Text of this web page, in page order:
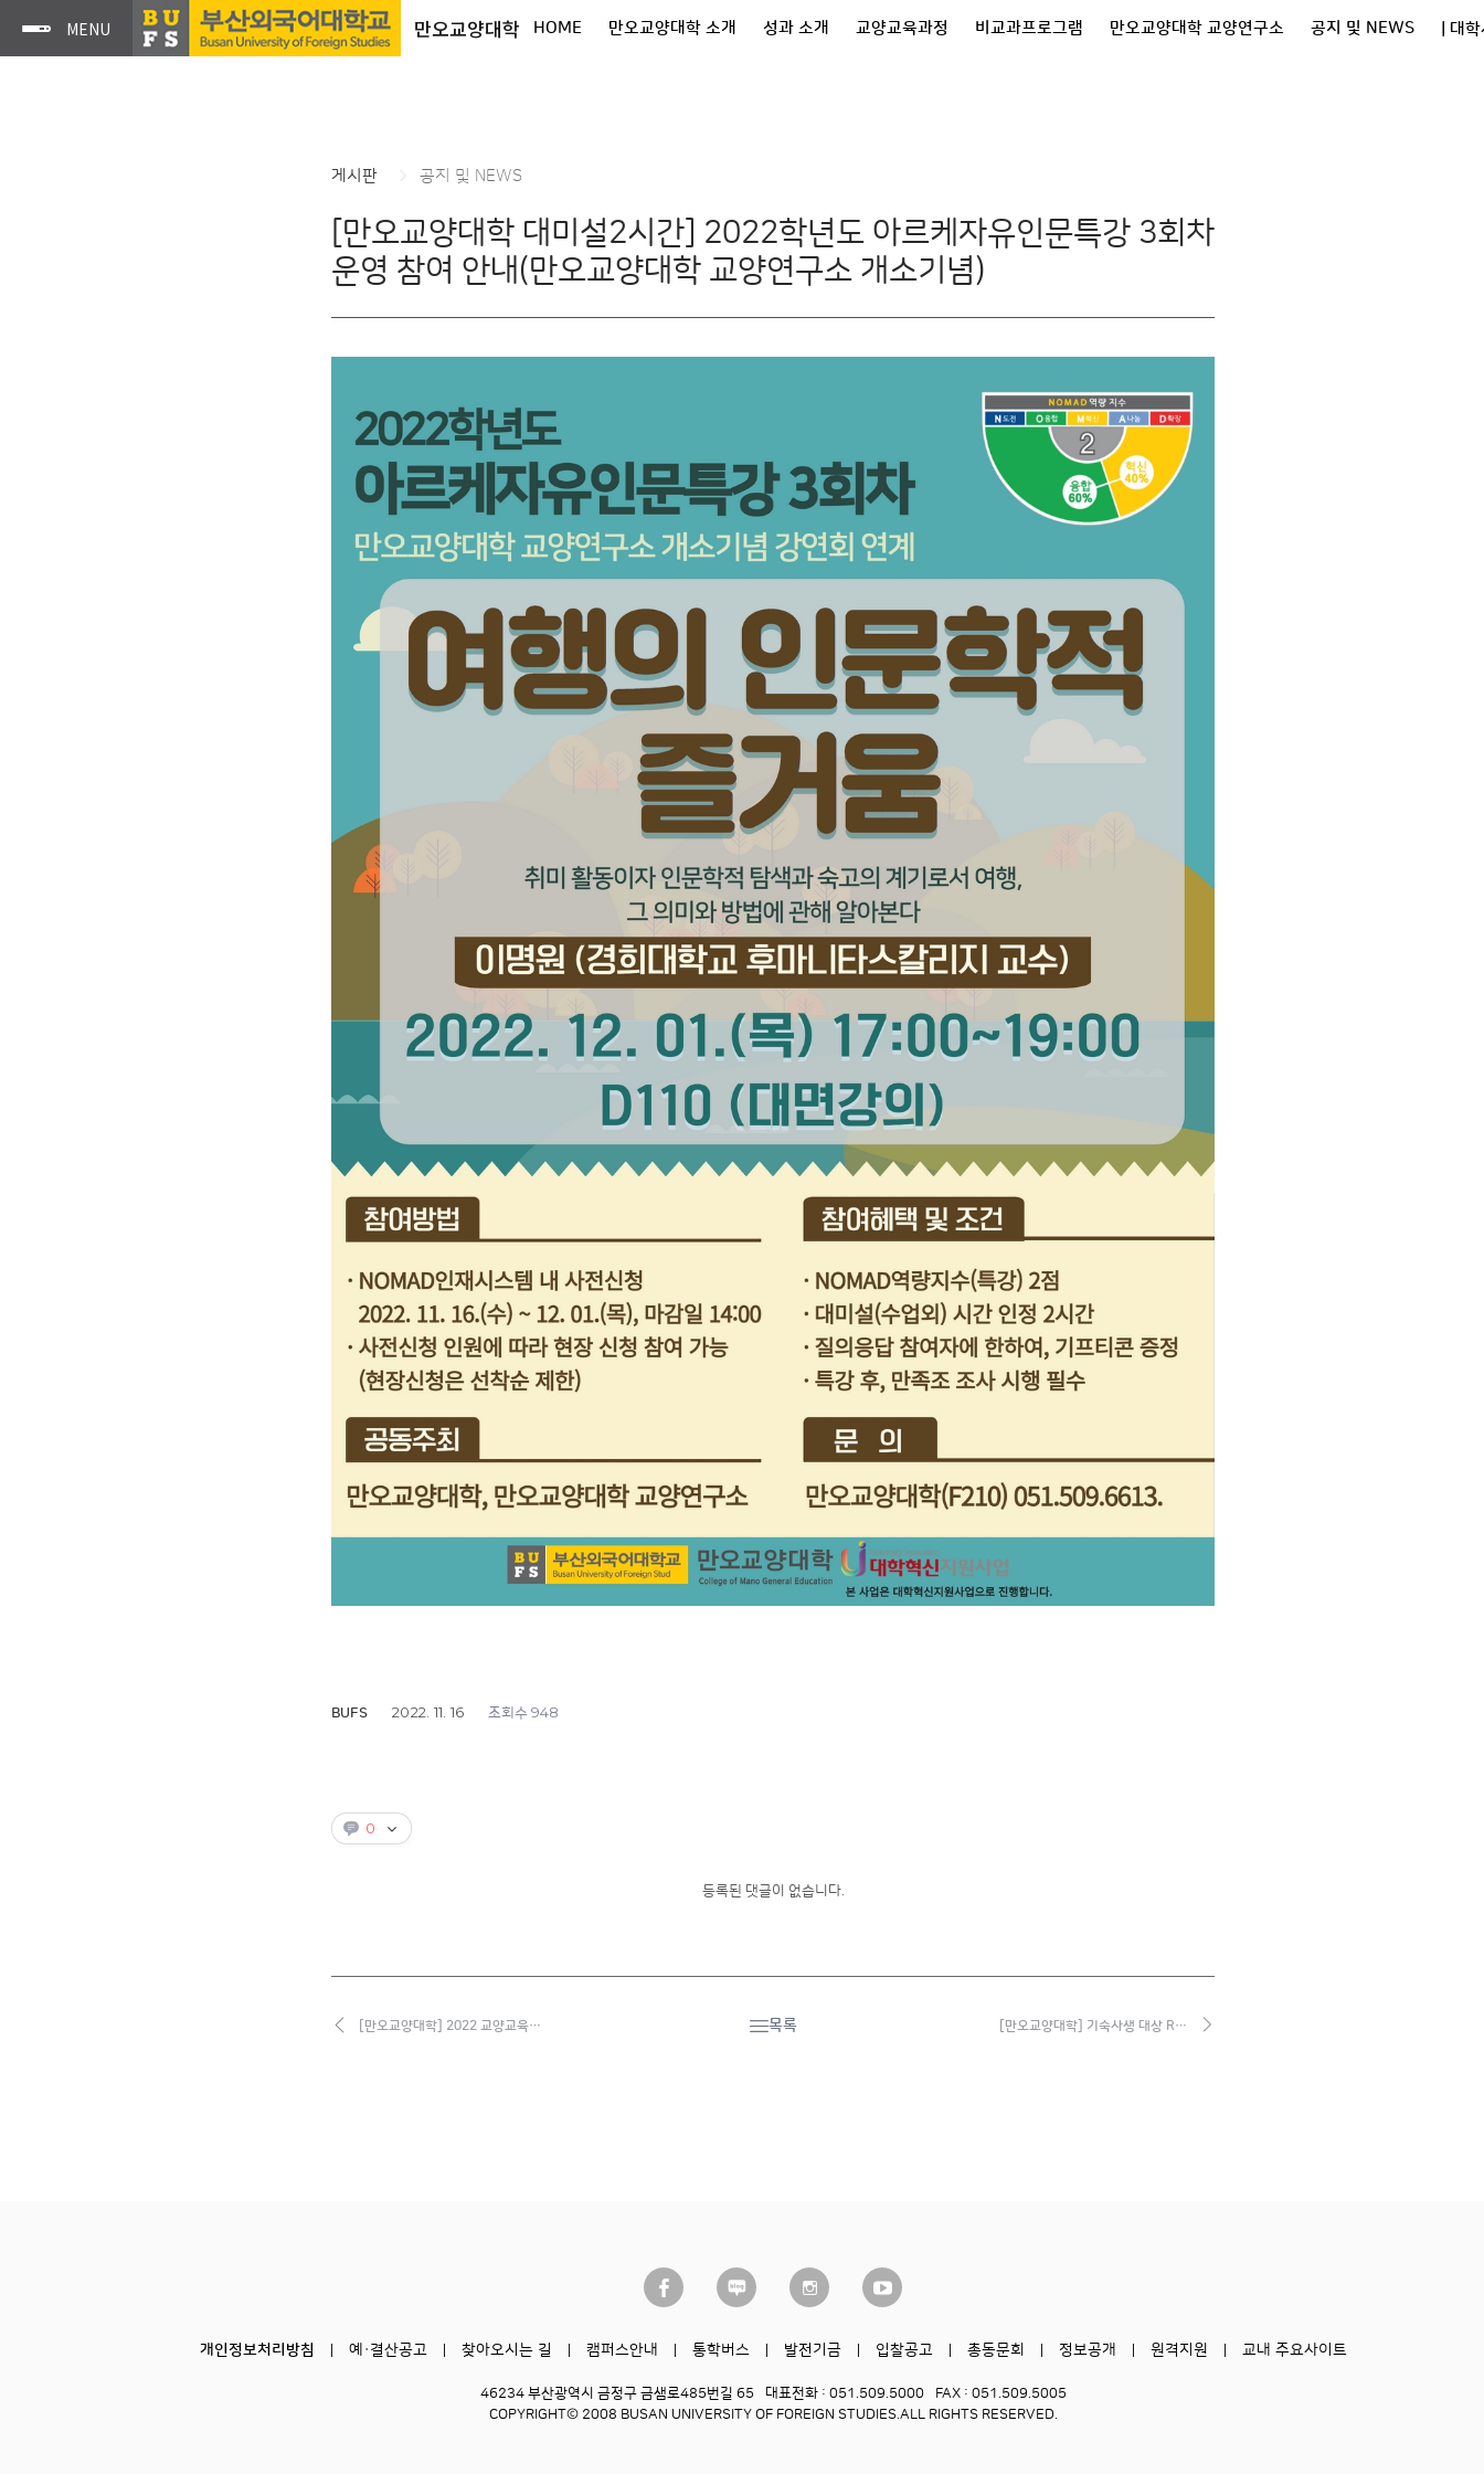
만오교양대학 HOME 만오교양대학 소개 성과 소개 교양교육과정 비교과프로그램 만오교양대학 교양연구소 공지 및 NEWS | 대
게시판 공지 및 NEWS
[만오교양대학 대미설2시간] 2022학년도 아르케자유인문특강 3회차
운영 참여 안내(만오교양대학 교양연구소 개소기념)
BUFS 2022. 11. 16 조회수 948
0
등록된 댓글이 없습니다.
[만오교양대학] 2022 교양교육… 목록 [만오교양대학] 기숙사생 대상 R…
개인정보처리방침 예·결산공고 찾아오시는 길 캠퍼스안내 통학버스 발전기금 입찰공고 총동문회 정보공개 원격지원 교내 주요사이트
46234 부산광역시 금정구 금샘로485번길 65 대표전화 : 051.509.5000
FAX : 051.509.5005
COPYRIGHT© 2008 BUSAN UNIVERSITY OF FOREIGN STUDIES. ALL RIGHTS RESERVED.